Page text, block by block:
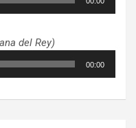
del Rey)
00:00